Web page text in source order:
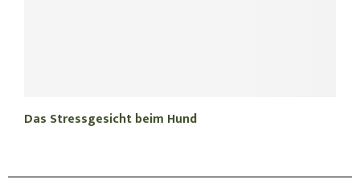
Das Stressgesicht beim Hund